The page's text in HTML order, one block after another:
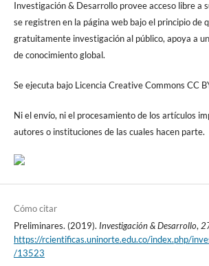
Investigación & Desarrollo provee acceso libre a
se registren en la página web bajo el principio de
gratuitamente investigación al público, apoya a
de conocimiento global.
Se ejecuta bajo Licencia Creative Commons CC
Ni el envío, ni el procesamiento de los artículos
autores o instituciones de las cuales hacen parte.
Cómo citar
Preliminares. (2019). Investigación & Desarrollo,
https://rcientificas.uninorte.edu.co/index.php/
/13523